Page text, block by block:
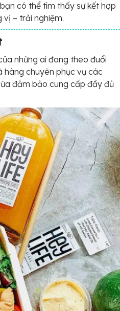
có thể tìm thấy sự kết hợp
vị – trải nghiệm.
những ai đang theo đuổi
hàng chuyên phục vụ các
đảm bảo cung cấp đầy đủ